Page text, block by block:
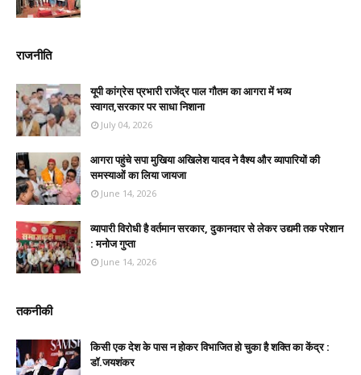
राजनीति
यूपी कांग्रेस प्रभारी राजेंद्र पाल गौतम का आगरा में भव्य
स्वागत,सरकार पर साधा निशाना
July 04, 2026
आगरा पहुंचे सपा मुखिया अखिलेश यादव ने वैश्य और व्यापारियों की
समस्याओं का लिया जायजा
June 14, 2026
व्यापारी विरोधी है वर्तमान सरकार, दुकानदार से लेकर उद्यमी तक परेशान
: मनोज गुप्ता
June 14, 2026
तकनीकी
किसी एक देश के पास न होकर विभाजित हो चुका है शक्ति का केंद्र :
डॉ.जयशंकर